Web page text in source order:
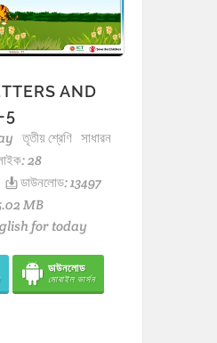
AND
5
তৃতীয় শ্রেণি সাধারন
28
ডাউনলোড: 13497
MB
for today
ডাউনলোড
মোবাইল ভার্সন